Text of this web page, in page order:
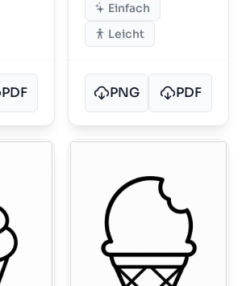
PDF
Einfach
Leicht
PNG PDF